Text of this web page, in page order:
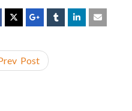
Post